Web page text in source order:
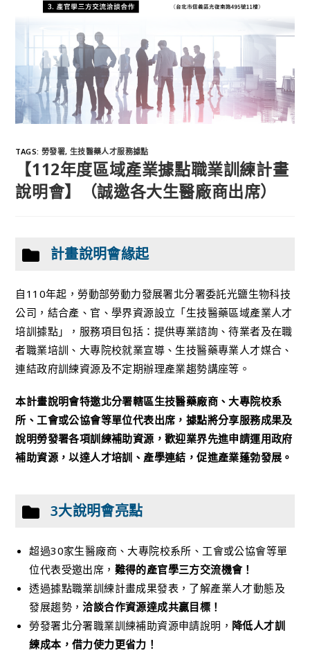
TAGS: 勞發署, 生技醫藥人才服務據點
【112年度區域產業據點職業訓練計畫
說明會】（誠邀各大生醫廠商出席）
計畫說明會緣起
自110年起，勞動部勞動力發展署北分署委託光鹽生物科技
公司，結合產、官、學界資源設立「生技醫藥區域產業人才
培訓據點」，服務項目包括：提供專業諮詢、待業者及在職
者職業培訓、大專院校就業宣導、生技醫藥專業人才媒合、
連結政府訓練資源及不定期辦理產業趨勢講座等。
本計畫說明會特邀北分署轄區生技醫藥廠商、大專院校系
所、工會或公協會等單位代表出席，據點將分享服務成果及
說明勞發署各項訓練補助資源，歡迎業界先進申請運用政府
補助資源，以達人才培訓、產學連結，促進產業蓬勃發展。
3大說明會亮點
超過30家生醫廠商、大專院校系所、工會或公協會等單
位代表受邀出席， 難得的產官學三方交流機會！
透過據點職業訓練計畫成果發表，了解產業人才動態及
發展趨勢，洽談合作資源達成共贏目標！
勞發署北分署職業訓練補助資源申請說明， 降低人才訓
練成本，借力使力更省力！